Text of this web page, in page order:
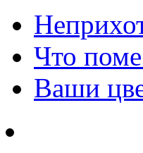
Что
Ваши